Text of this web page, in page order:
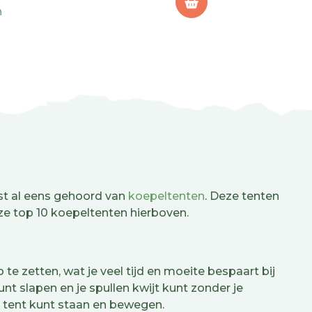
trip
plaats
waar
al eens gehoord van koepeltenten. Deze tenten
top 10 koepeltenten hierboven.
zetten, wat je veel tijd en moeite bespaart bij
slapen en je spullen kwijt kunt zonder je
kunt staan en bewegen.